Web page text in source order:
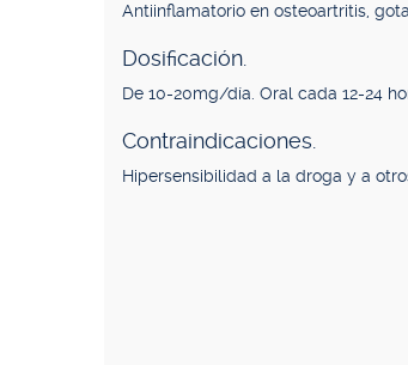
Antiinflamatorio en osteoartritis,
Dosificación.
De 10-20mg/día. Oral cada 12-24
Contraindicaciones.
Hipersensibilidad a la droga y a